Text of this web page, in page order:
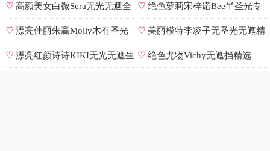
号
♡高颜美女白微Sera无光无遮全
集
♡ 绝色萝莉宋梓诺Bee半圣光专
辑
♡漂亮佳丽朱赢Molly木有圣光
原图
♡ 美丽模特李凌子无圣光无遮精
选
♡漂亮红颜诗诗KIKI无光无遮生 ♡ 绝色尤物Vichy无遮挡精选